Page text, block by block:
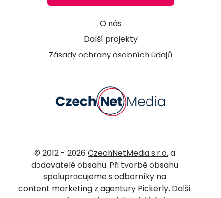
O nás
Další projekty
Zásady ochrany osobních údajů
© 2012 - 2026 CzechNetMedia s.r.o. a
dodavatelé obsahu. Při tvorbě obsahu
spolupracujeme s odborníky na
content marketing z agentury Pickerly.Další